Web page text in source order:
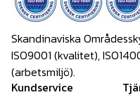
Skandinaviska
ISO9001 (kvalitet),
(arbetsmiljö).
Kundservice